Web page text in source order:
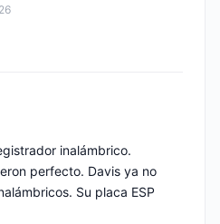
inalámbrico.
perfecto. Davis ya no
Su placa ESP